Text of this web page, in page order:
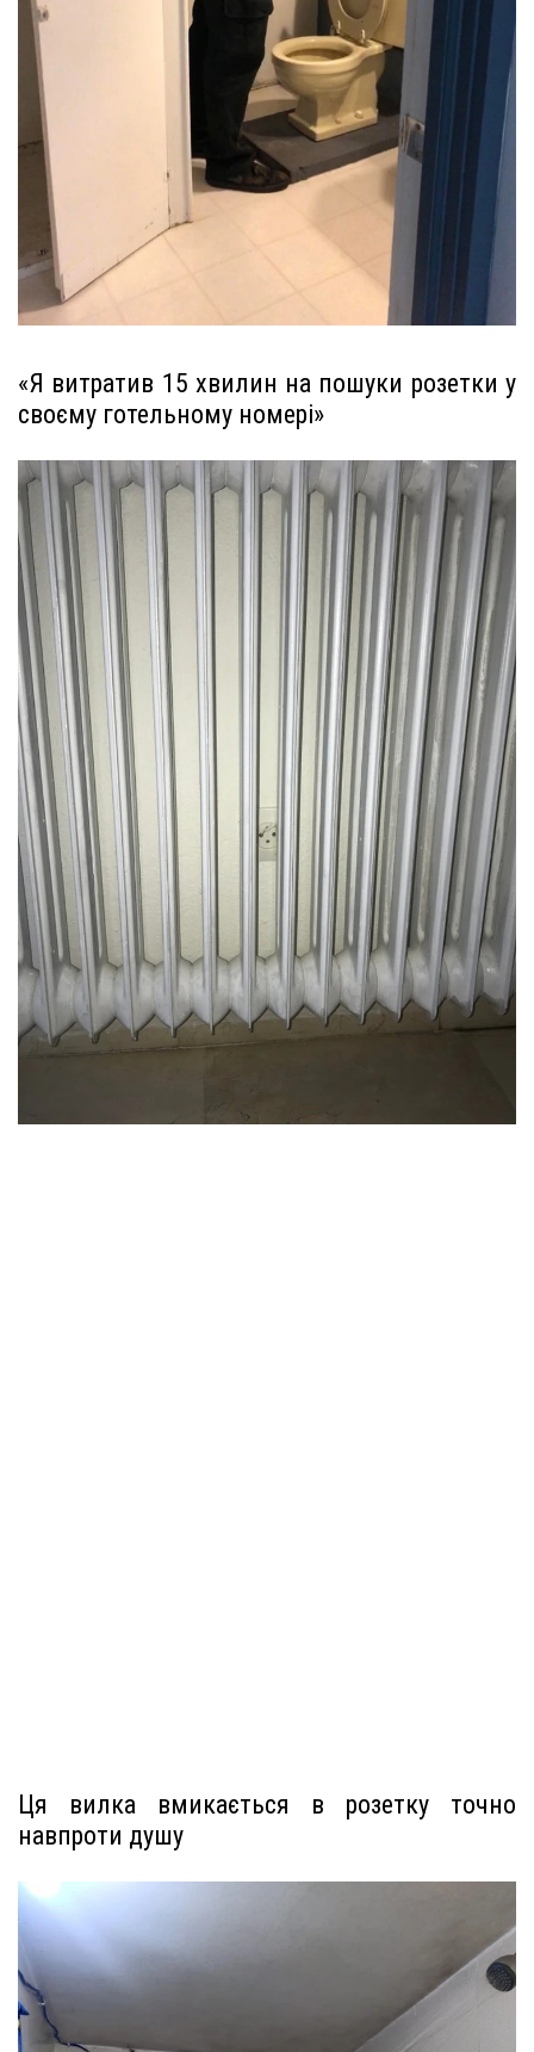
«Я витратив 15 хвилин на пошуки розетки у
своєму готельному номері»
Ця вилка вмикається в розетку точно
навпроти душу